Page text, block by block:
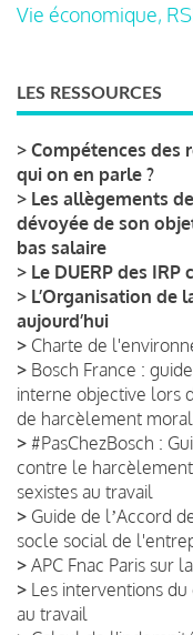
Vie économique,
LES RESSOURCES
> Compétences des
qui on en parle ?
> Les allègements
dévoyée de son
bas salaire
> Le DUERP des IRP
> L’Organisation de
aujourd’hui
> Charte de
> Bosch France :
interne objective lors
de harcèlement
> #PasChezBosch :
contre le
sexistes au travail
> Guide de lʼAccord
socle social de
> APC Fnac Paris sur
> Les interventions
au travail